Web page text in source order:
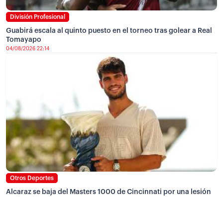
División Profesional
Guabirá escala al quinto puesto en el torneo tras golear a Real
Tomayapo
04/08/2026 22:14
Otros Deportes
Alcaraz se baja del Masters 1000 de Cincinnati por una lesión